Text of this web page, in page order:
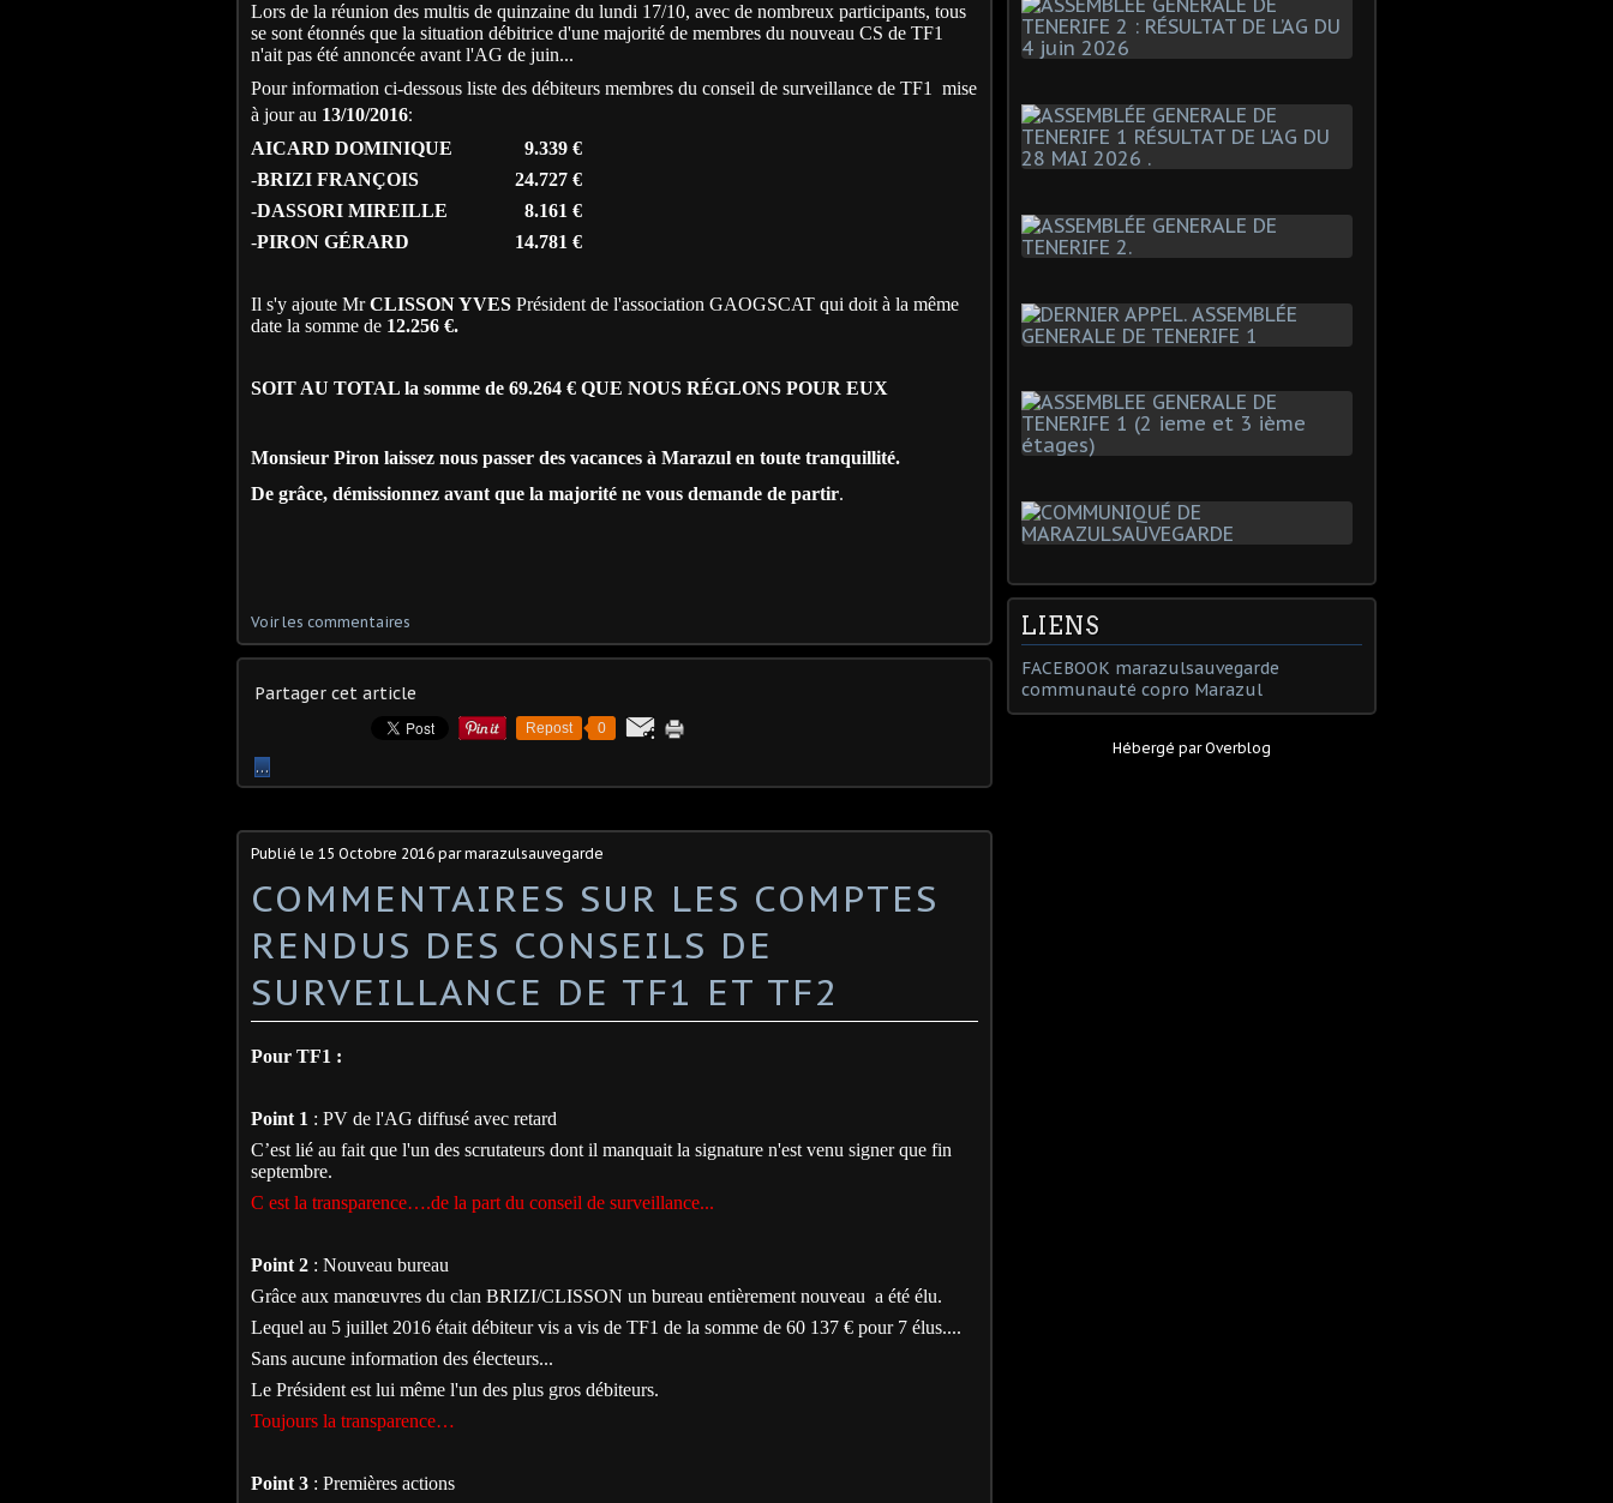
Lors de la réunion des multis de quinzaine du lundi 17/10, avec de nombreux participants, tous
se sont étonnés que la situation débitrice d'une majorité de membres du nouveau CS de TF1
n'ait pas été annoncée avant l'AG de juin...
Pour information ci-dessous liste des débiteurs membres du conseil de surveillance de TF1
mise
à jour au 13/10/2016:
AICARD DOMINIQUE
9.339 €
-BRIZI FRANÇOIS
24.727 €
-DASSORI MIREILLE
8.161 €
-PIRON GÉRARD 14.781 €
Il s'y ajoute MrCLISSON YVES Président de l'association GAOGSCAT qui doit à la même
date la somme de 12.256 €.
SOIT AU TOTAL la somme de 69.264 € QUE NOUS RÉGLONS POUR EUX
Monsieur Piron laissez nous passer des vacances à Marazul en toute tranquillité.
De grâce, démissionnez avant que la majorité ne vous demande de partir.
Voir les commentaires
Partager cet article
Repost 0
…
Publié le 15 Octobre 2016 par marazulsauvegarde
COMMENTAIRES SUR LES COMPTES
RENDUS DES CONSEILS DE
SURVEILLANCE DE TF1 ET TF2
Pour TF1 :
Point 1 : PV de l'AG diffusé avec retard
C’est lié au fait que l'un des scrutateurs dont il manquait la signature n'est venu signer que fin
septembre.
C est la transparence….de la part du conseil de surveillance...
Point 2 : Nouveau bureau
Grâce aux manœuvres du clan BRIZI/CLISSON un bureau entièrement nouveau a été élu.
Lequel au 5 juillet 2016 était débiteur vis a vis de TF1 de la somme de 60 137 € pour 7 élus....
Sans aucune information des électeurs...
Le Président est lui même l'un des plus gros débiteurs.
Toujours la transparence…
Point 3 : Premières actions
LIENS
FACEBOOK marazulsauvegarde
communauté copro Marazul
Hébergé parOverblog